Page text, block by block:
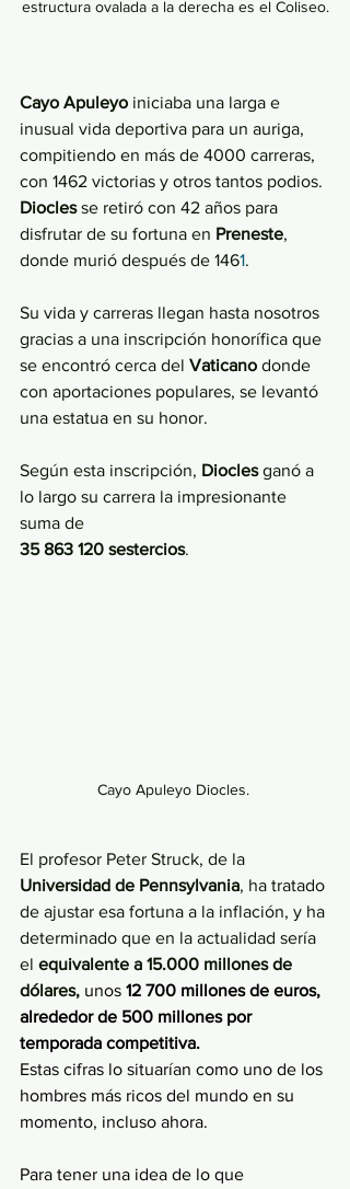
estructura ovalada a la derecha es el Coliseo.
Cayo Apuleyo iniciaba una larga e
inusual vida deportiva para un auriga,
compitiendo en más de 4000 carreras,
con 1462 victorias y otros tantos podios.
Diocles se retiró con 42 años para
disfrutar de su fortuna en Preneste,
donde murió después de 1461.
Su vida y carreras llegan hasta nosotros
gracias a una inscripción honorífica que
se encontró cerca del Vaticano donde
con aportaciones populares, se levantó
una estatua en su honor.
Según esta inscripción, Diocles ganó a
lo largo su carrera la impresionante
suma de
35 863 120 sestercios.
Cayo Apuleyo Diocles.
El profesor Peter Struck, de la
Universidad de Pennsylvania, ha tratado
de ajustar esa fortuna a la inflación, y ha
determinado que en la actualidad sería
el equivalente a 15.000 millones de
dólares, unos 12 700 millones de euros,
alrededor de 500 millones por
temporada competitiva.
Estas cifras lo situarían como uno de los
hombres más ricos del mundo en su
momento, incluso ahora.
Para tener una idea de lo que